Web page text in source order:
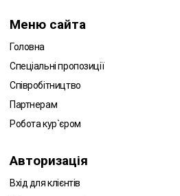
Меню сайта
Головна
Спеціальні пропозиції
Співробітництво
Партнерам
Робота кур`єром
Авторизація
Вхід для клієнтів